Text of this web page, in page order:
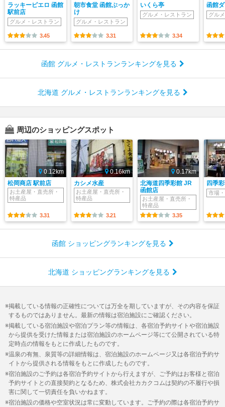
ラッキーピエロ 函館
駅前店
グルメ・レストラン
3.45
朝市食堂 函館ぶっか
け
グルメ・レストラン
3.31
いくら亭
グルメ・レストラン
3.34
函館
グル
函館 グルメ・レストランランキングを見る
北海道 グルメ・レストランランキングを見る
周辺のショッピングスポット
0.12km
松岡商店 駅前店
お土産屋・直売所・
特産品
3.31
0.16km
カシメ水産
お土産屋・直売所・
特産品
3.21
0.17km
北海道四季彩館 JR
函館店
お土産屋・直売所・
特産品
3.35
四季
市場
函館 ショッピングランキングを見る
北海道 ショッピングランキングを見る
掲載している情報の正確性については万全を期していますが、その内容を保証
するものではありません。最新の情報は宿泊施設にご確認ください。
掲載している宿泊施設や宿泊プラン等の情報は、各宿泊予約サイトや宿泊施設
から提供を受けた情報または宿泊施設のホームページ等にて公開されている特
定時点の情報をもとに作成したものです。
温泉の有無、泉質等の詳細情報は、宿泊施設のホームページ又は各宿泊予約サ
イトから提供される情報をもとに作成したものです。
宿泊施設のご予約は各宿泊予約サイトから行えますが、ご予約はお客様と宿泊
予約サイトとの直接契約となるため、株式会社カカクコムは契約の不履行や損
害に関して一切責任を負いかねます。
宿泊施設の価格や空室状況は常に変動しています。ご予約の際は各宿泊予約サ